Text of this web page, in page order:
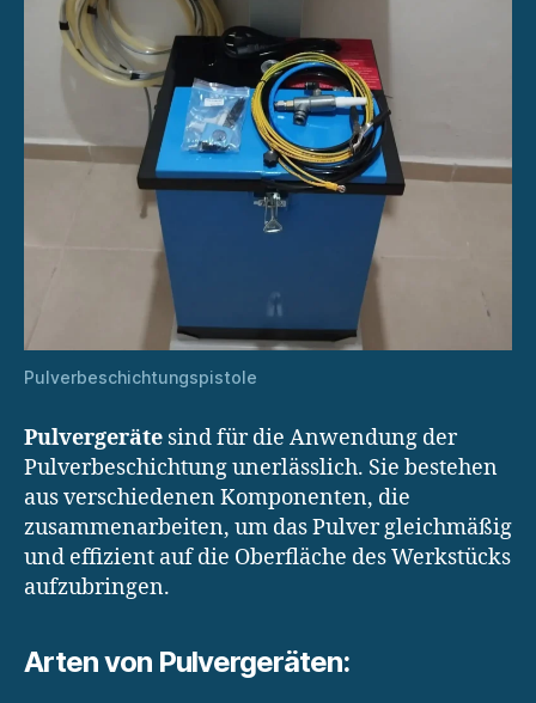
Pulverbeschichtungspistole
Pulvergeräte sind für die Anwendung der
Pulverbeschichtung unerlässlich. Sie bestehen
aus verschiedenen Komponenten, die
zusammenarbeiten, um das Pulver gleichmäßig
und effizient auf die Oberfläche des Werkstücks
aufzubringen.
Arten von Pulvergeräten: